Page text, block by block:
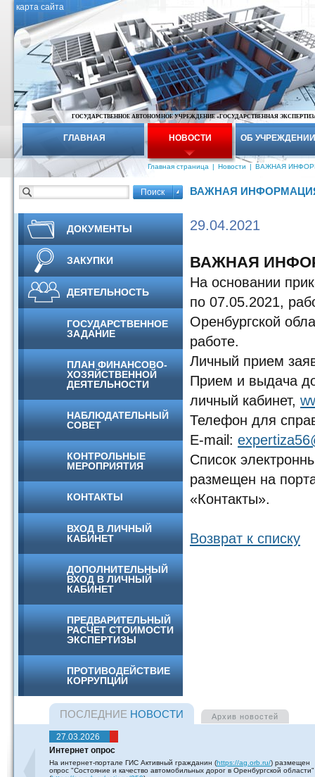
карта сайта
ГОСУДАРСТВЕННОЕ АВТОНОМНОЕ УЧРЕЖДЕНИЕ «ГОСУДАРСТВЕННАЯ
ГЛАВНАЯ НОВОСТИ ОБ УЧРЕЖДЕНИИ
Главная страница | Новости | ВАЖНАЯ
ДОКУМЕНТЫ
ЗАКУПКИ
ДЕЯТЕЛЬНОСТЬ
ГОСУДАРСТВЕННОЕ
ЗАДАНИЕ
ПЛАН ФИНАНСОВО-
ХОЗЯЙСТВЕННОЙ
ДЕЯТЕЛЬНОСТИ
НАБЛЮДАТЕЛЬНЫЙ
СОВЕТ
КОНТРОЛЬНЫЕ
МЕРОПРИЯТИЯ
КОНТАКТЫ
ВХОД В ЛИЧНЫЙ
КАБИНЕТ
ДОПОЛНИТЕЛЬНЫЙ
ВХОД В ЛИЧНЫЙ
КАБИНЕТ
ПРЕДВАРИТЕЛЬНЫЙ
РАСЧЕТ СТОИМОСТИ
ЭКСПЕРТИЗЫ
ПРОТИВОДЕЙСТВИЕ
КОРРУПЦИИ
ВАЖНАЯ
29.04.2021
ВАЖНАЯ
На основании
по 07.05.2021,
Оренбургской
работе.
Личный прием
Прием и выдача
личный кабинет,
Телефон для
E-mail:
Список
размещен на
«Контакты».
Возврат к списку
ПОСЛЕДНИЕ НОВОСТИ Архив новостей
27.03.2026
Интернет опрос
На интернет-портале ГИС Активный гражданин (https://ag.orb.ru/) размещен
опрос "Состояние и качество автомобильных дорог в Оренбургской области"